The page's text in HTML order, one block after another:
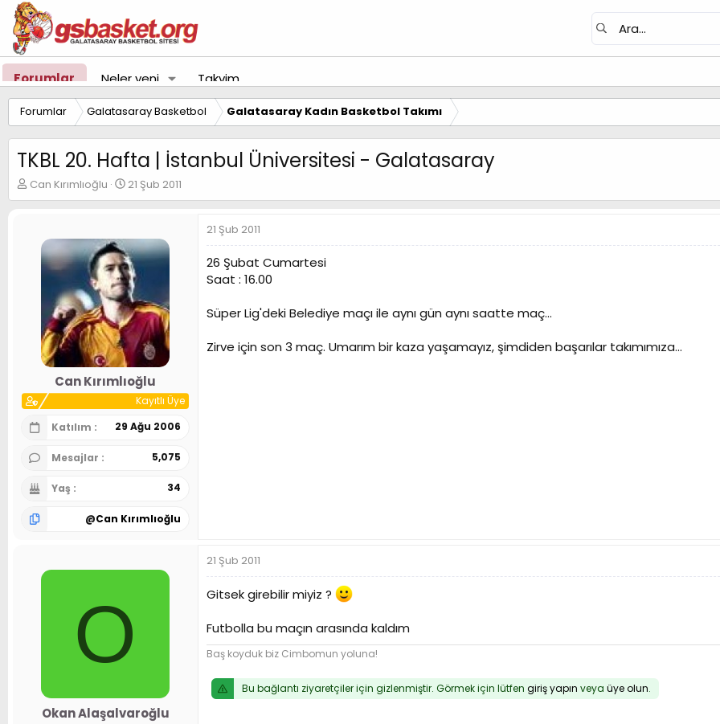
Forumlar Neler yeni Takvim
Forumlar Galatasaray Basketbol Galatasaray Kadın Basketbol Takımı
TKBL 20. Hafta | İstanbul Üniversitesi - Galatasaray
K
o
Can Kırımlıoğlu
B
a
a
n
g
ı
ç
t
a
r
i
h
i
21 Şub 2011
Can Kırımlıoğlu
Kayıtlı Üye
Katılım
29 Ağu 2006
Mesajlar 5,075
Yaş 34
@Can Kırımlıoğlu
21 Şub 2011
26 Şubat Cumartesi
Saat : 16.00
Süper Lig'deki Belediye maçı ile aynı gün aynı saatte maç...
Zirve için son 3 maç. Umarım bir kaza yaşamayız, şimdiden başarılar takımımıza...
O
Okan Alaşalvaroğlu
21 Şub 2011
Gitsek girebilir miyiz ?
Futbolla bu maçın arasında kaldım
Baş koyduk biz Cimbomun yoluna!
Bu bağlantı ziyaretçiler için gizlenmiştir. Görmek için lütfen giriş yapın veya üye olun.